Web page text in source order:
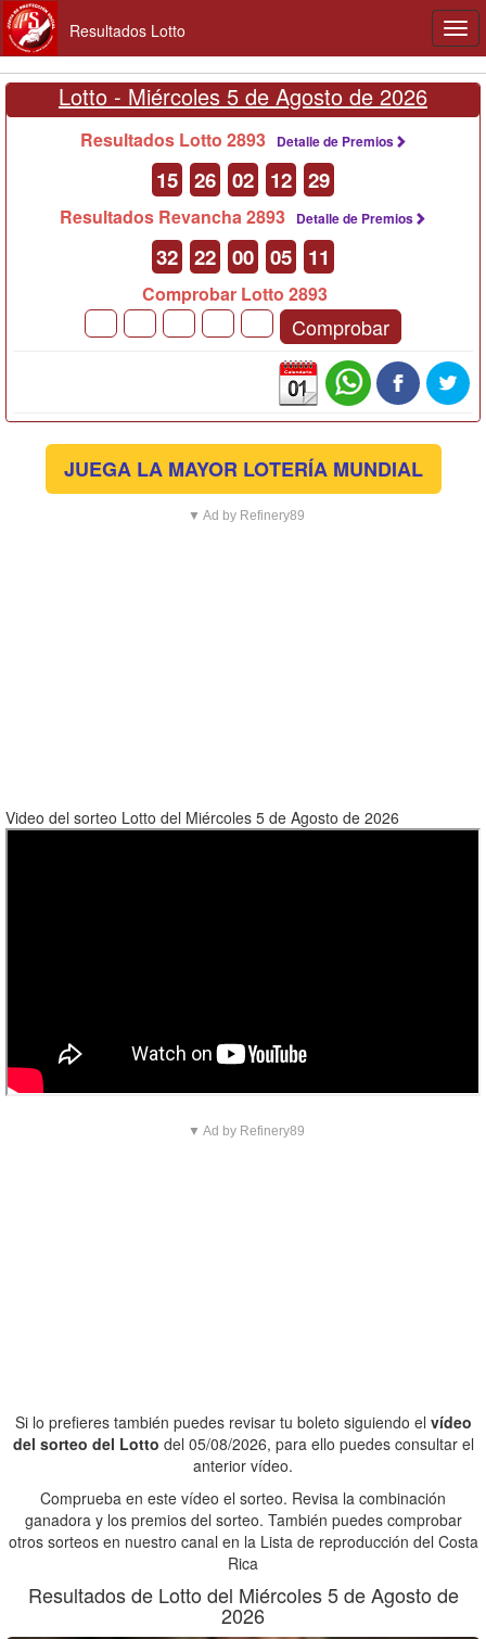
Resultados Lotto
Lotto - Miércoles 5 de Agosto de 2026
Resultados Lotto 2893 Detalle de Premios
15 26 02 12 29
Resultados Revancha 2893 Detalle de Premios
32 22 00 05 11
Comprobar Lotto 2893
Comprobar
JUEGA LA MAYOR LOTERÍA MUNDIAL
▼ Ad by Refinery89
Video del sorteo Lotto del Miércoles 5 de Agosto de 2026
▼ Ad by Refinery89
Si lo prefieres también puedes revisar tu boleto siguiendo el vídeo
del sorteo del Lotto del 05/08/2026, para ello puedes consultar el
anterior vídeo.
Comprueba en este vídeo el sorteo. Revisa la combinación
ganadora y los premios del sorteo. También puedes comprobar
otros sorteos en nuestro canal en la Lista de reproducción del Costa
Rica
Resultados de Lotto del Miércoles 5 de Agosto de
2026